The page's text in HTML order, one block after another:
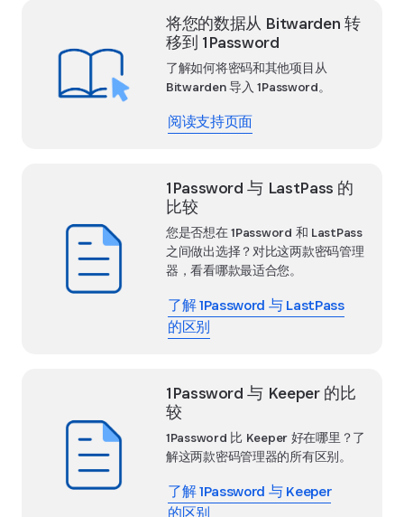
将您的数据从 Bitwarden 转
移到 1Password
了解如何将密码和其他项目从
Bitwarden 导入 1Password。
阅读支持页面
1Password 与 LastPass 的
比较
您是否想在 1Password 和 LastPass
之间做出选择？对比这两款密码管理
器，看看哪款最适合您。
了解 1Password 与 LastPass
的区别
1Password 与 Keeper 的比
较
1Password 比 Keeper 好在哪里？了
解这两款密码管理器的所有区别。
了解 1Password 与 Keeper
的区别